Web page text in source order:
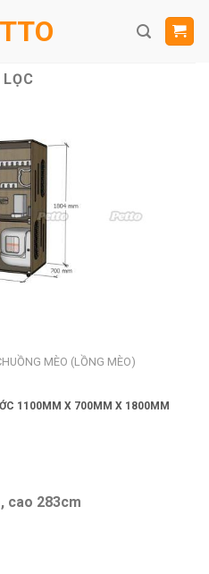
LỌC
MÈO (LỒNG MÈO)
1100MM X 700MM X 1800MM
cao 283cm